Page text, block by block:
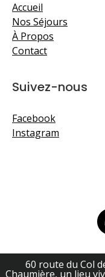
Accueil
Nos Séjours
À Propos
Contact
Suivez-nous
Facebook
Instagram
60 route du Col
Chaumière, un lieu